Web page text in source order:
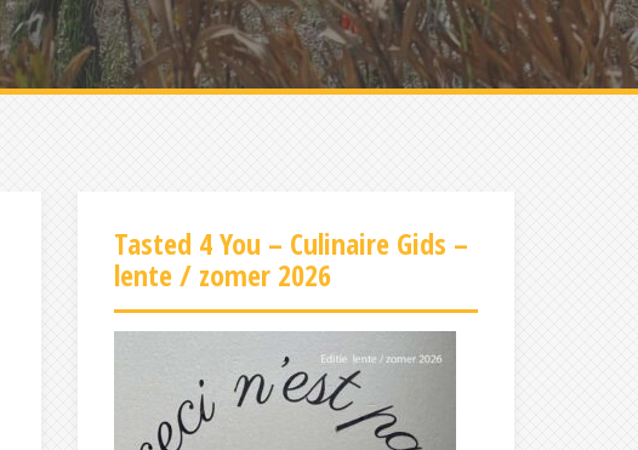
Tasted 4 You – Culinaire Gids –
lente / zomer 2026